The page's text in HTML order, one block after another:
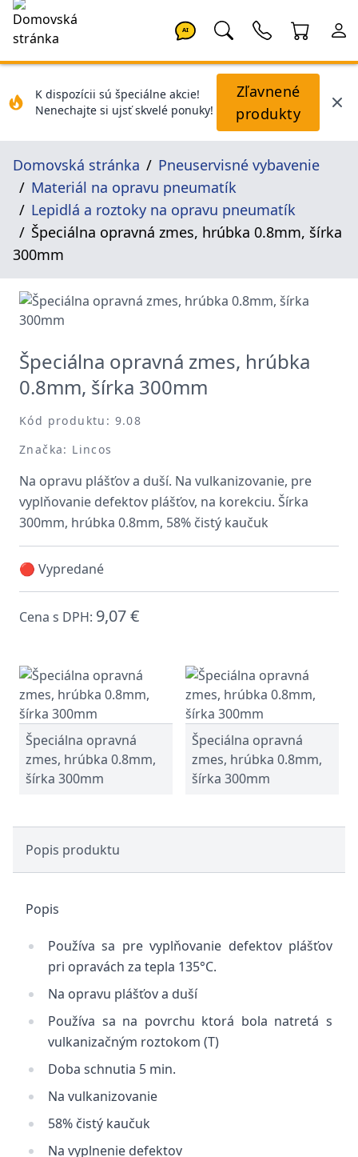
AI
K dispozícii sú špeciálne akcie!
Nenechajte si ujsť skvelé ponuky!
Zľavnené
produkty
Domovská stránka
Pneuservisné vybavenie
Materiál na opravu pneumatík
Lepidlá a roztoky na opravu pneumatík
Špeciálna opravná zmes, hrúbka 0.8mm, šírka
300mm
Špeciálna opravná zmes, hrúbka
0.8mm, šírka 300mm
Kód produktu: 9.08
Značka: Lincos
Na opravu plášťov a duší. Na vulkanizovanie, pre
vyplňovanie defektov plášťov, na korekciu. Šírka
300mm, hrúbka 0.8mm, 58% čistý kaučuk
🔴 Vypredané
Cena s DPH: 9,07 €
Špeciálna opravná
zmes, hrúbka 0.8mm,
šírka 300mm
Špeciálna opravná
zmes, hrúbka 0.8mm,
šírka 300mm
Popis produktu
Popis
Používa sa pre vyplňovanie defektov plášťov
pri opravách za tepla 135°C.
Na opravu plášťov a duší
Používa sa na povrchu ktorá bola natretá s
vulkanizačným roztokom (T)
Doba schnutia 5 min.
Na vulkanizovanie
58% čistý kaučuk
Na vyplnenie defektov